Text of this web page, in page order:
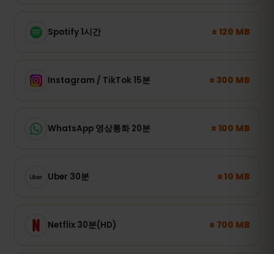
Spotify 1시간 ± 120 MB
Instagram / TikTok 15분 ± 300 MB
WhatsApp 영상통화 20분 ± 100 MB
Uber 30분 ± 10 MB
Netflix 30분(HD) ± 700 MB